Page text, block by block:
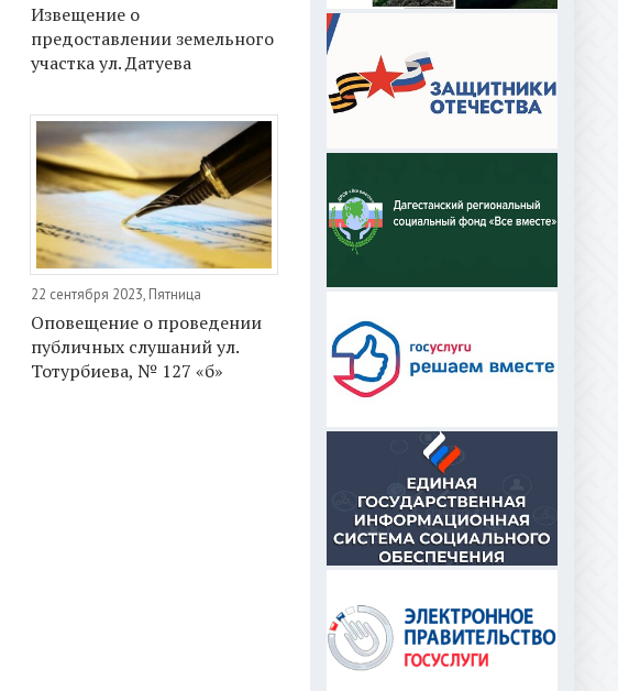
Извещение о
предоставлении земельного
участка ул. Датуева
22 сентября 2023, Пятница
Оповещение о проведении
публичных слушаний ул.
Тотурбиева, № 127 «б»